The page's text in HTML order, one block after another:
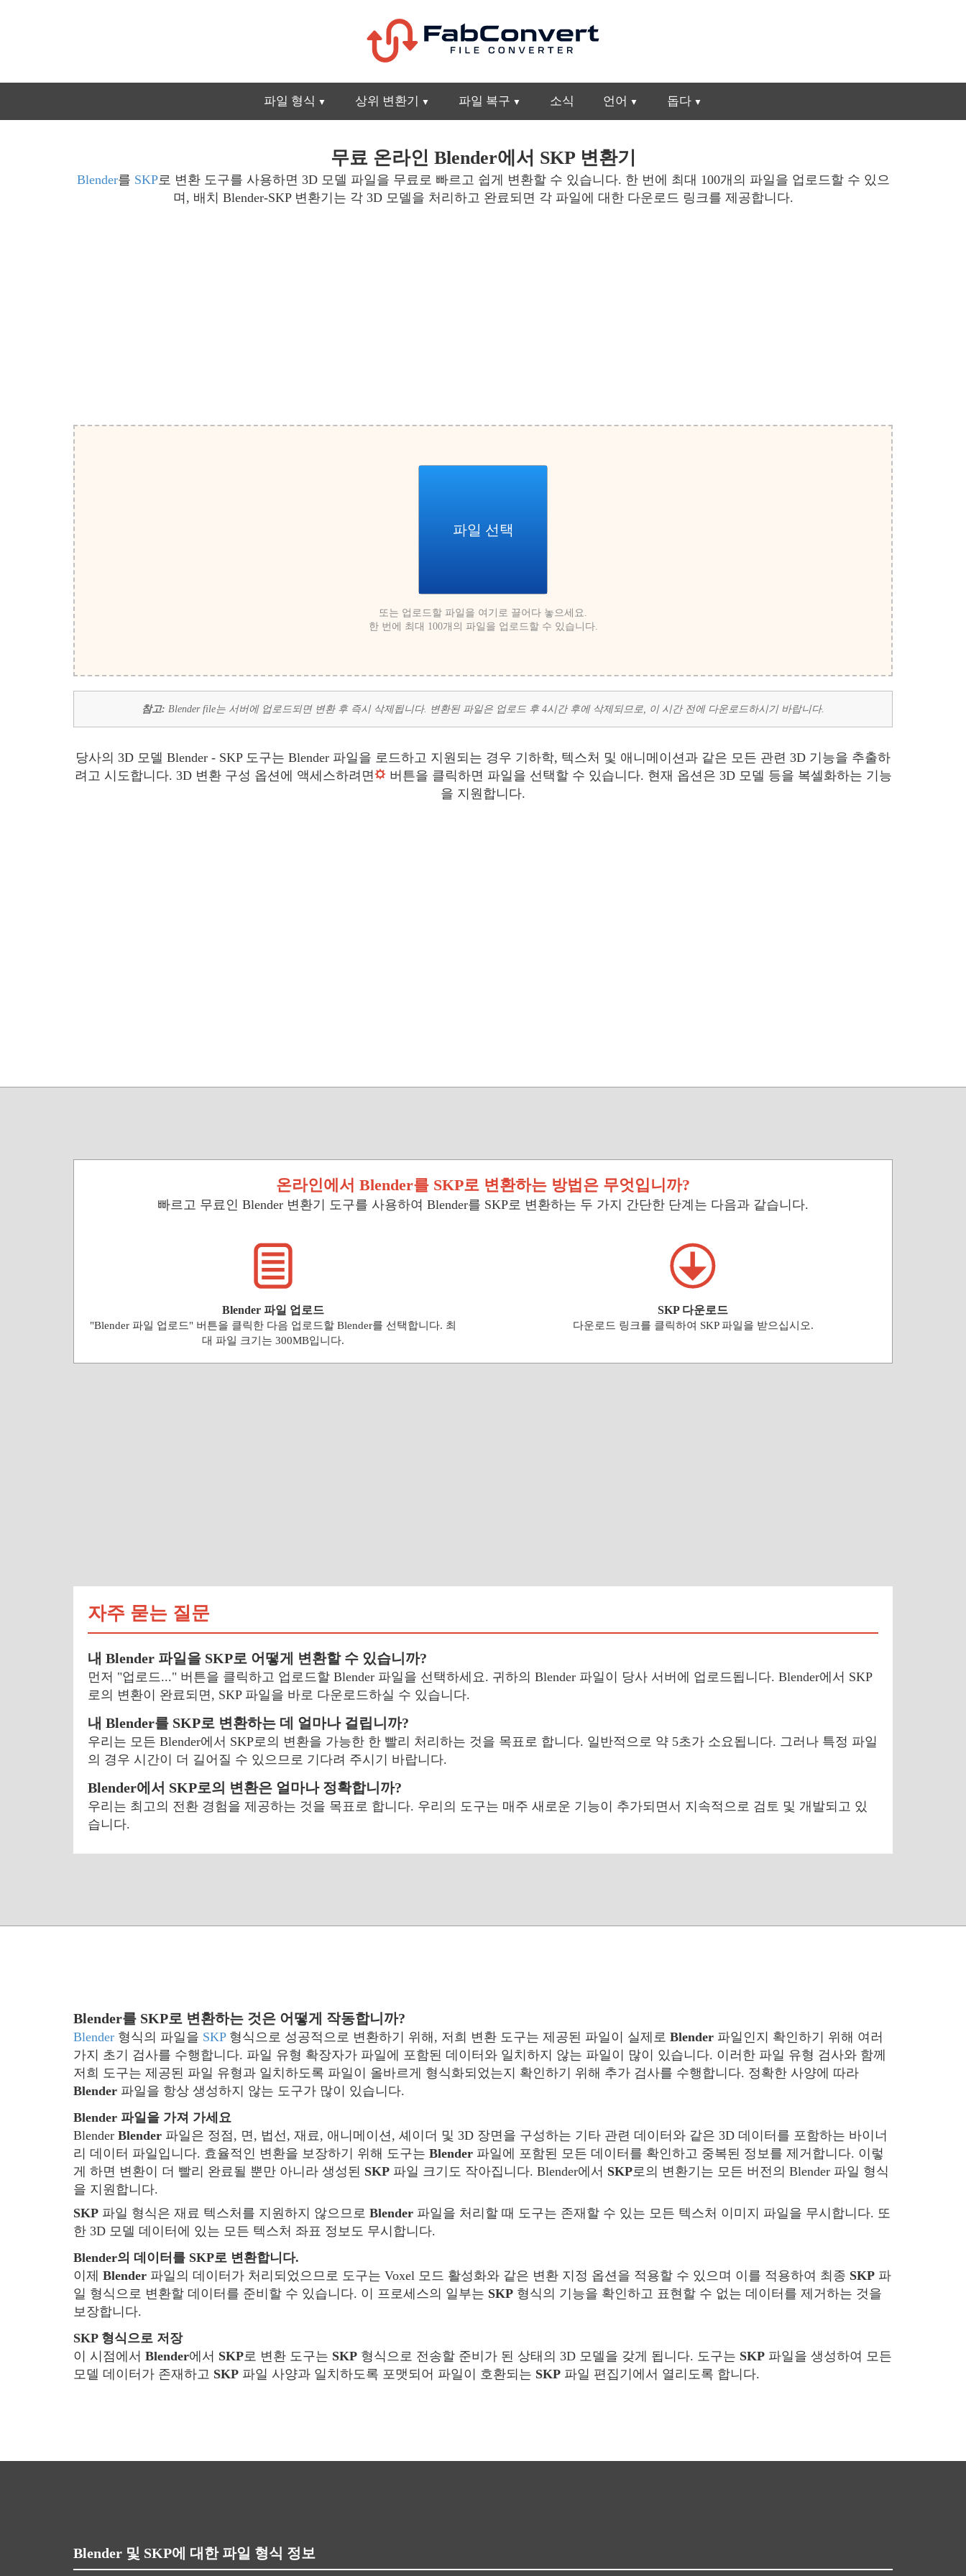
파일 형식 상위 변환기 파일 복구 소식 언어 돕다
무료 온라인 Blender에서 SKP 변환기
Blender를 SKP로 변환 도구를 사용하면 3D 모델 파일을 무료로 빠르고 쉽게 변환할 수 있습니다. 한 번에 최대 100개의 파일을 업로드할 수 있으
며, 배치 Blender-SKP 변환기는 각 3D 모델을 처리하고 완료되면 각 파일에 대한 다운로드 링크를 제공합니다.
파일 선택
또는 업로드할 파일을 여기로 끌어다 놓으세요.
한 번에 최대 100개의 파일을 업로드할 수 있습니다.
참고: Blender file는 서버에 업로드되면 변환 후 즉시 삭제됩니다. 변환된 파일은 업로드 후 4시간 후에 삭제되므로, 이 시간 전에 다운로드하시기 바랍니다.
당사의 3D 모델 Blender - SKP 도구는 Blender 파일을 로드하고 지원되는 경우 기하학, 텍스처 및 애니메이션과 같은 모든 관련 3D 기능을 추출하
려고 시도합니다. 3D 변환 구성 옵션에 액세스하려면
버튼을 클릭하면 파일을 선택할 수 있습니다. 현재 옵션은 3D 모델 등을 복셀화하는 기능
을 지원합니다.
온라인에서 Blender를 SKP로 변환하는 방법은 무엇입니까?
빠르고 무료인 Blender 변환기 도구를 사용하여 Blender를 SKP로 변환하는 두 가지 간단한 단계는 다음과 같습니다.
Blender 파일 업로드
"Blender 파일 업로드" 버튼을 클릭한 다음 업로드할 Blender를 선택합니다. 최
대 파일 크기는 300MB입니다.
SKP 다운로드
다운로드 링크를 클릭하여 SKP 파일을 받으십시오.
자주 묻는 질문
내 Blender 파일을 SKP로 어떻게 변환할 수 있습니까?
먼저 "업로드..." 버튼을 클릭하고 업로드할 Blender 파일을 선택하세요. 귀하의 Blender 파일이 당사 서버에 업로드됩니다. Blender에서 SKP
로의 변환이 완료되면, SKP 파일을 바로 다운로드하실 수 있습니다.
내 Blender를 SKP로 변환하는 데 얼마나 걸립니까?
우리는 모든 Blender에서 SKP로의 변환을 가능한 한 빨리 처리하는 것을 목표로 합니다. 일반적으로 약 5초가 소요됩니다. 그러나 특정 파일
의 경우 시간이 더 길어질 수 있으므로 기다려 주시기 바랍니다.
Blender에서 SKP로의 변환은 얼마나 정확합니까?
우리는 최고의 전환 경험을 제공하는 것을 목표로 합니다. 우리의 도구는 매주 새로운 기능이 추가되면서 지속적으로 검토 및 개발되고 있
습니다.
Blender를 SKP로 변환하는 것은 어떻게 작동합니까?
Blender 형식의 파일을 SKP형식으로 성공적으로 변환하기 위해, 저희 변환 도구는 제공된 파일이 실제로 Blender 파일인지 확인하기 위해 여러
가지 초기 검사를 수행합니다. 파일 유형 확장자가 파일에 포함된 데이터와 일치하지 않는 파일이 많이 있습니다. 이러한 파일 유형 검사와 함께
저희 도구는 제공된 파일 유형과 일치하도록 파일이 올바르게 형식화되었는지 확인하기 위해 추가 검사를 수행합니다. 정확한 사양에 따라
Blender 파일을 항상 생성하지 않는 도구가 많이 있습니다.
Blender 파일을 가져 가세요
Blender Blender 파일은 정점, 면, 법선, 재료, 애니메이션, 셰이더 및 3D 장면을 구성하는 기타 관련 데이터와 같은 3D 데이터를 포함하는 바이너
리 데이터 파일입니다. 효율적인 변환을 보장하기 위해 도구는 Blender 파일에 포함된 모든 데이터를 확인하고 중복된 정보를 제거합니다. 이렇
게 하면 변환이 더 빨리 완료될 뿐만 아니라 생성된 SKP 파일 크기도 작아집니다. Blender에서 SKP로의 변환기는 모든 버전의 Blender 파일 형식
을 지원합니다.
SKP 파일 형식은 재료 텍스처를 지원하지 않으므로 Blender 파일을 처리할 때 도구는 존재할 수 있는 모든 텍스처 이미지 파일을 무시합니다. 또
한 3D 모델 데이터에 있는 모든 텍스처 좌표 정보도 무시합니다.
Blender의 데이터를 SKP로 변환합니다.
이제 Blender 파일의 데이터가 처리되었으므로 도구는 Voxel 모드 활성화와 같은 변환 지정 옵션을 적용할 수 있으며 이를 적용하여 최종 SKP 파
일 형식으로 변환할 데이터를 준비할 수 있습니다. 이 프로세스의 일부는 SKP 형식의 기능을 확인하고 표현할 수 없는 데이터를 제거하는 것을
보장합니다.
SKP 형식으로 저장
이 시점에서 Blender에서 SKP로 변환 도구는 SKP 형식으로 전송할 준비가 된 상태의 3D 모델을 갖게 됩니다. 도구는 SKP 파일을 생성하여 모든
모델 데이터가 존재하고 SKP 파일 사양과 일치하도록 포맷되어 파일이 호환되는 SKP 파일 편집기에서 열리도록 합니다.
Blender 및 SKP에 대한 파일 형식 정보